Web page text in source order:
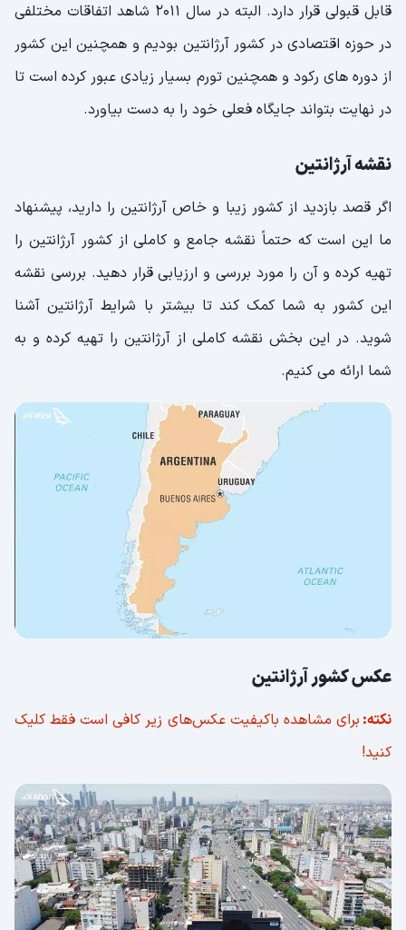
قابل قبولی قرار دارد. البته در سال ۲۰۱۱ شاهد اتفاقات مختلفی
در حوزه اقتصادی در کشور آرژانتین بودیم و همچنین این کشور
از دوره های رکود و همچنین تورم بسیار زیادی عبور کرده است تا
در نهایت بتواند جایگاه فعلی خود را به دست بیاورد.
نقشه آرژانتین
اگر قصد بازدید از کشور زیبا و خاص آرژانتین را دارید، پیشنهاد
ما این است که حتماً نقشه جامع و کاملی از کشور آرژانتین را
تهیه کرده و آن را مورد بررسی و ارزیابی قرار دهید. بررسی نقشه
این کشور به شما کمک کند تا بیشتر با شرایط آرژانتین آشنا
شوید. در این بخش نقشه کاملی از آرژانتین را تهیه کرده و به
شما ارائه می کنیم.
عکس کشور آرژانتین
نکته: برای مشاهده باکیفیت عکس‌های زیر کافی است فقط کلیک
کنید!